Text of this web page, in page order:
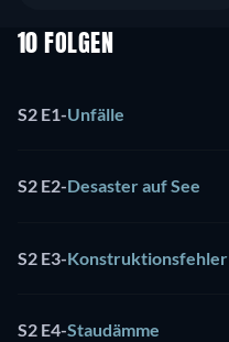
10 FOLGEN
S2 E1-Unfälle
S2 E2-Desaster auf See
S2 E3-Konstruktionsfehler
S2 E4-Staudämme